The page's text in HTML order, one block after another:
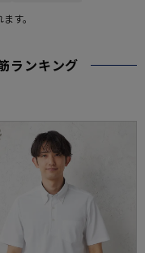
す。
ランキング